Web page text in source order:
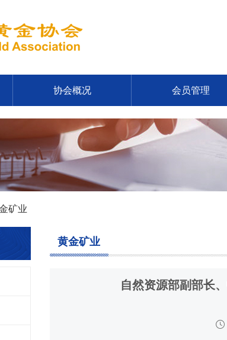
协会概况 会员管理
矿业
黄金矿业
自然资源部副部长